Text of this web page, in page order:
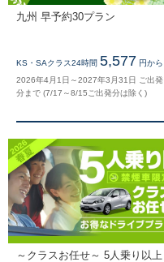
九州 早予約30プラン
KS・SAクラス24時間 5,577 円から
2026年4月1日～2027年3月31日 ご出発
分まで (7/17～8/15ご出発分は除く)
～クラスお任せ～ 5人乗り以上